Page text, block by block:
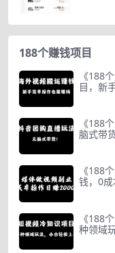
188个赚钱项目
《188
目，新
《188
脑式带货
《188
钱，0
《188
种领域